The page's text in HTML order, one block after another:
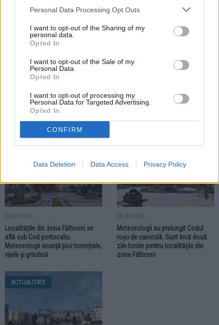
Personal Data Processing Opt Outs
I want to opt-out of the Sharing of my
personal data.
Opted In
I want to opt-out of the Sale of my
Personal Data.
Opted In
I want to opt-out of processing my
Personal Data for Targeted Advertising.
Opted In
CONFIRM
Data Deletion Data Access Privacy Policy
Meteorologii au emis două Coduri
galbene pentru zona Fălticeni. Sunt
anunțate ploi torențiale și vijelii
ACTUALITATE
02.07.2026
Localitățile din zona Fălticeni se
află sub Cod portocaliu.
Meteorologii anunță ploi torențiale,
vijelii și grindină
ACTUALITATE
29.06.2026
Meteorologii au prelungit Codul
roșu de caniculă. Sunt încă două
zile toride pentru localitățile din
zona Fălticeni
ACTUALITATE